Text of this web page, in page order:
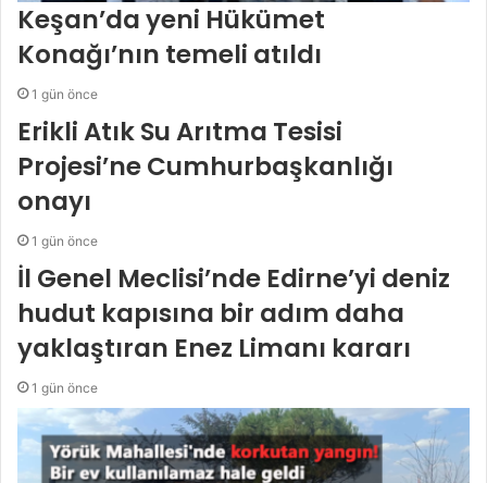
Keşan’da yeni Hükümet
Konağı’nın temeli atıldı
1 gün önce
Erikli Atık Su Arıtma Tesisi
Projesi’ne Cumhurbaşkanlığı
onayı
1 gün önce
İl Genel Meclisi’nde Edirne’yi deniz
hudut kapısına bir adım daha
yaklaştıran Enez Limanı kararı
1 gün önce